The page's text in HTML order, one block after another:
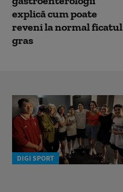
explică cum poate
reveni la normal ficatul
gras
DIGI SPORT